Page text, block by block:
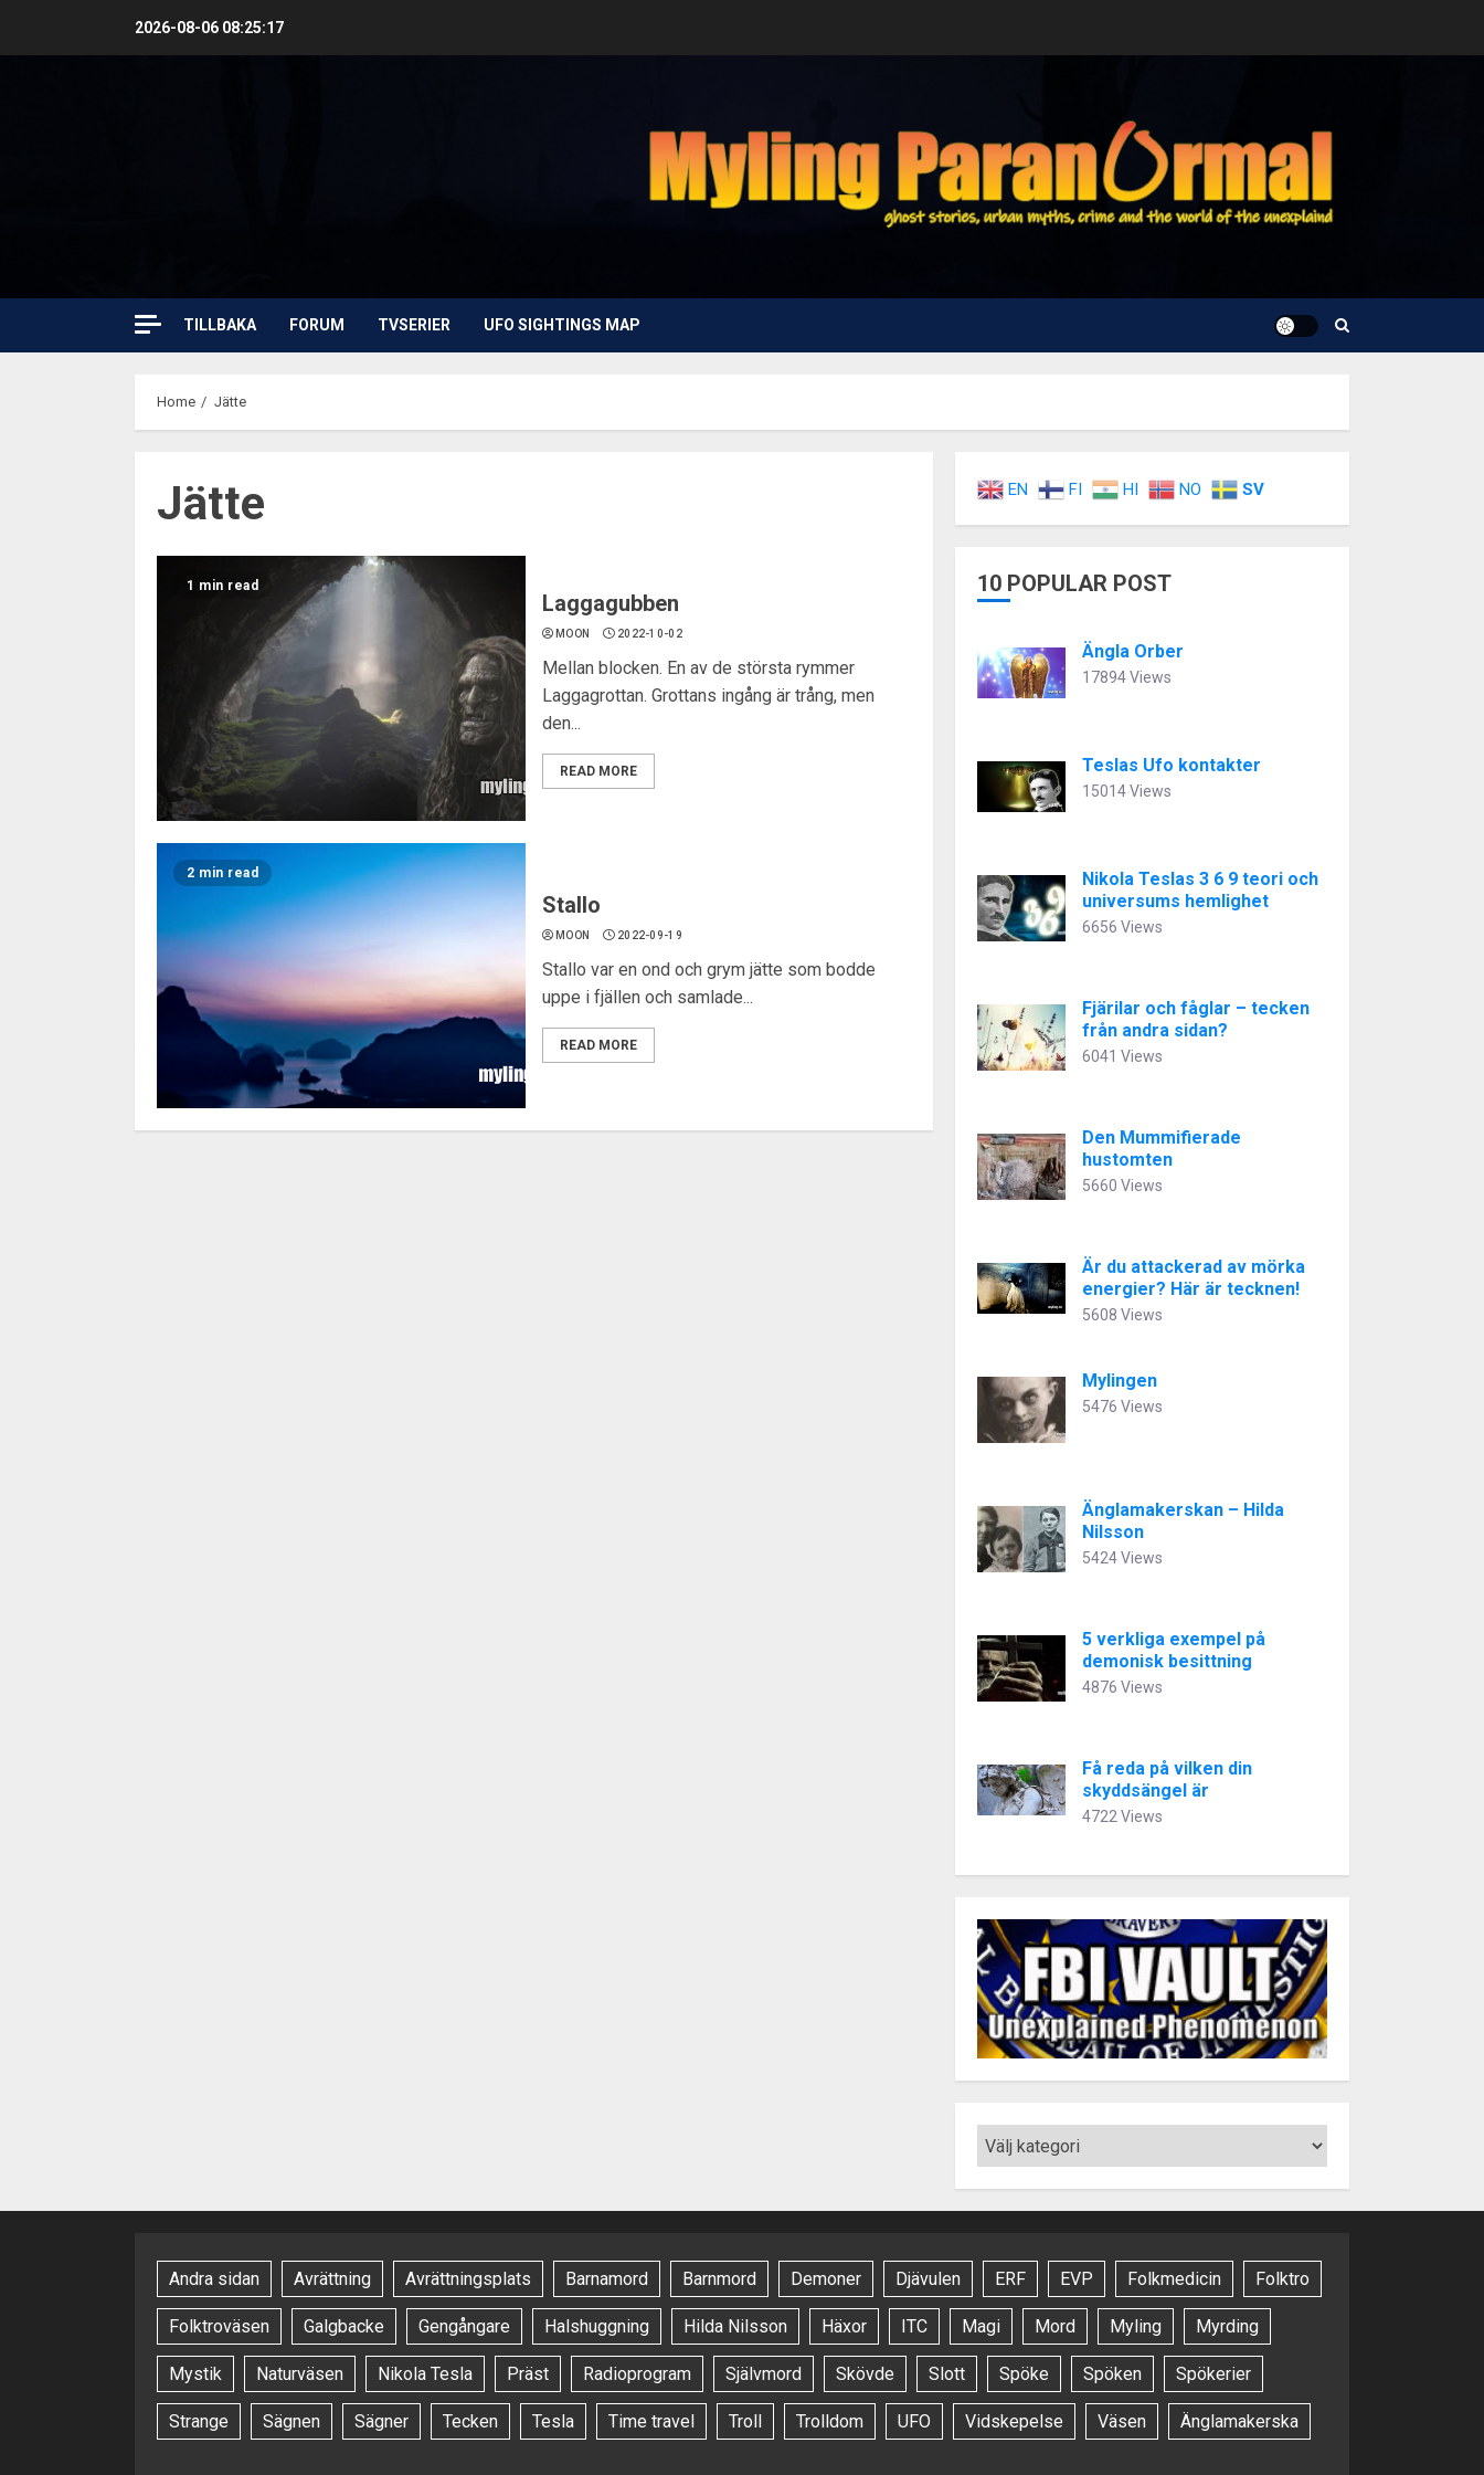
2026-08-06 08:25:17
TILLBAKA FORUM TVSERIER UFO SIGHTINGS MAP
Home Jätte
Jätte
1 min read
Laggagubben
MOON 2022-10-02
Mellan blocken. En av de största rymmer
Laggagrottan. Grottans ingång är trång, men
den...
READ MORE
2 min read
Stallo
MOON 2022-09-19
Stallo var en ond och grym jätte som bodde
uppe i fjällen och samlade...
READ MORE
EN FI HI NO SV
10 POPULAR POST
Ängla Orber
17894 Views
Teslas Ufo kontakter
15014 Views
Nikola Teslas 3 6 9 teori och
universums hemlighet
6656 Views
Fjärilar och fåglar – tecken
från andra sidan?
6041 Views
Den Mummifierade
hustomten
5660 Views
Är du attackerad av mörka
energier? Här är tecknen!
5608 Views
Mylingen
5476 Views
Änglamakerskan – Hilda
Nilsson
5424 Views
5 verkliga exempel på
demonisk besittning
4876 Views
Få reda på vilken din
skyddsängel är
4722 Views
Andra sidan Avrättning Avrättningsplats Barnamord Barnmord Demoner Djävulen ERF EVP Folkmedicin Folktro
Folktroväsen Galgbacke Gengångare Halshuggning Hilda Nilsson Häxor ITC Magi Mord Myling Myrding
Mystik Naturväsen Nikola Tesla Präst Radioprogram Självmord Skövde Slott Spöke Spöken Spökerier
Strange Sägnen Sägner Tecken Tesla Time travel Troll Trolldom UFO Vidskepelse Väsen Änglamakerska